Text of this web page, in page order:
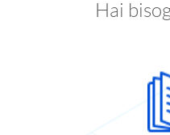
Hai